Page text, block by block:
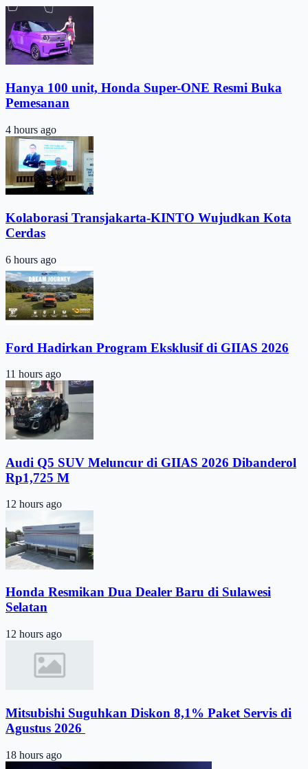
Hanya 100 unit, Honda Super-ONE Resmi Buka
Pemesanan
4 hours ago
Kolaborasi Transjakarta-KINTO Wujudkan Kota
Cerdas
6 hours ago
Ford Hadirkan Program Eksklusif di GIIAS 2026
11 hours ago
Audi Q5 SUV Meluncur di GIIAS 2026 Dibanderol
Rp1,725 M
12 hours ago
Honda Resmikan Dua Dealer Baru di Sulawesi
Selatan
12 hours ago
Mitsubishi Suguhkan Diskon 8,1% Paket Servis di
Agustus 2026 ​
18 hours ago